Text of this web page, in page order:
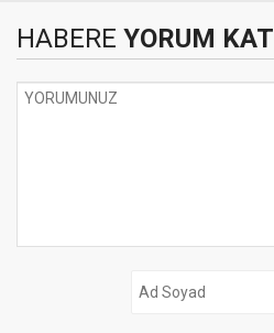
HABERE YORUM KAT